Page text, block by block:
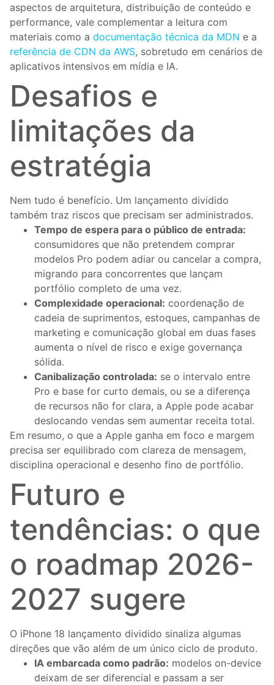
aspectos de arquitetura, distribuição de conteúdo e
performance, vale complementar a leitura com
materiais como a documentação técnica da MDN e a
referência de CDN da AWS, sobretudo em cenários de
aplicativos intensivos em mídia e IA.
Desafios e
limitações da
estratégia
Nem tudo é benefício. Um lançamento dividido
também traz riscos que precisam ser administrados.
Tempo de espera para o público de entrada:
consumidores que não pretendem comprar
modelos Pro podem adiar ou cancelar a compra,
migrando para concorrentes que lançam
portfólio completo de uma vez.
Complexidade operacional: coordenação de
cadeia de suprimentos, estoques, campanhas de
marketing e comunicação global em duas fases
aumenta o nível de risco e exige governança
sólida.
Canibalização controlada: se o intervalo entre
Pro e base for curto demais, ou se a diferença
de recursos não for clara, a Apple pode acabar
deslocando vendas sem aumentar receita total.
Em resumo, o que a Apple ganha em foco e margem
precisa ser equilibrado com clareza de mensagem,
disciplina operacional e desenho fino de portfólio.
Futuro e
tendências: o que
o roadmap 2026-
2027 sugere
O iPhone 18 lançamento dividido sinaliza algumas
direções que vão além de um único ciclo de produto.
IA embarcada como padrão: modelos on-device
deixam de ser diferencial e passam a ser